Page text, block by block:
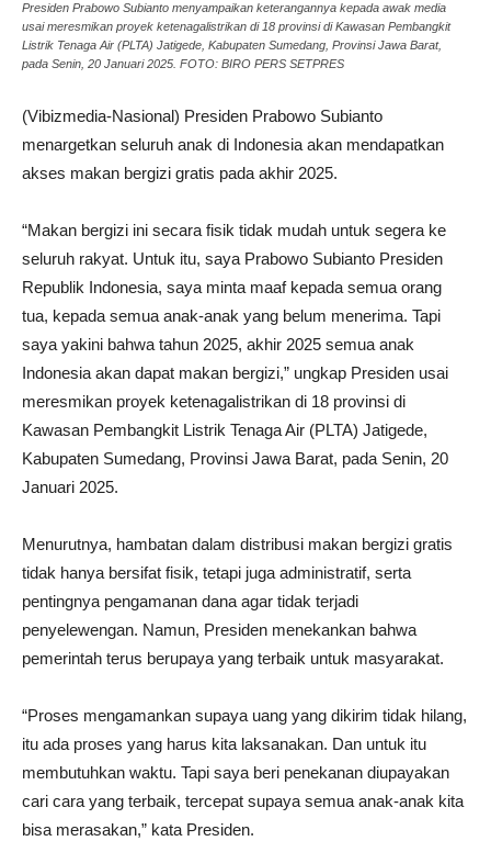
Presiden Prabowo Subianto menyampaikan keterangannya kepada awak media
usai meresmikan proyek ketenagalistrikan di 18 provinsi di Kawasan Pembangkit
Listrik Tenaga Air (PLTA) Jatigede, Kabupaten Sumedang, Provinsi Jawa Barat,
pada Senin, 20 Januari 2025. FOTO: BIRO PERS SETPRES
(Vibizmedia-Nasional) Presiden Prabowo Subianto
menargetkan seluruh anak di Indonesia akan mendapatkan
akses makan bergizi gratis pada akhir 2025.
“Makan bergizi ini secara fisik tidak mudah untuk segera ke
seluruh rakyat. Untuk itu, saya Prabowo Subianto Presiden
Republik Indonesia, saya minta maaf kepada semua orang
tua, kepada semua anak-anak yang belum menerima. Tapi
saya yakini bahwa tahun 2025, akhir 2025 semua anak
Indonesia akan dapat makan bergizi,” ungkap Presiden usai
meresmikan proyek ketenagalistrikan di 18 provinsi di
Kawasan Pembangkit Listrik Tenaga Air (PLTA) Jatigede,
Kabupaten Sumedang, Provinsi Jawa Barat, pada Senin, 20
Januari 2025.
Menurutnya, hambatan dalam distribusi makan bergizi gratis
tidak hanya bersifat fisik, tetapi juga administratif, serta
pentingnya pengamanan dana agar tidak terjadi
penyelewengan. Namun, Presiden menekankan bahwa
pemerintah terus berupaya yang terbaik untuk masyarakat.
“Proses mengamankan supaya uang yang dikirim tidak hilang,
itu ada proses yang harus kita laksanakan. Dan untuk itu
membutuhkan waktu. Tapi saya beri penekanan diupayakan
cari cara yang terbaik, tercepat supaya semua anak-anak kita
bisa merasakan,” kata Presiden.